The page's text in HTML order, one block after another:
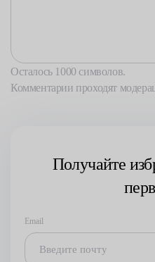
Осталось 1000 символов.
Комментарии проходят
Получайте
Email